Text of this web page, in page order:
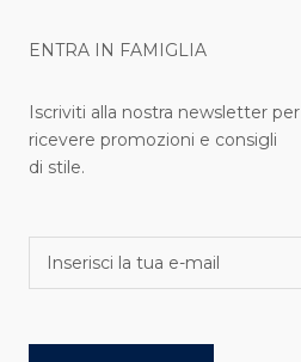
ENTRA IN FAMIGLIA
Iscriviti alla nostra newsletter per
ricevere promozioni e consigli
di stile.